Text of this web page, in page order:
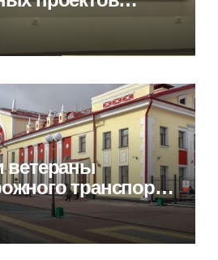
из
ветераны
транспорта
принимают